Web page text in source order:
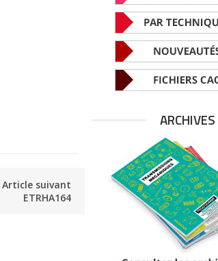
Article suivant
ETRHA164
ARCHIVES